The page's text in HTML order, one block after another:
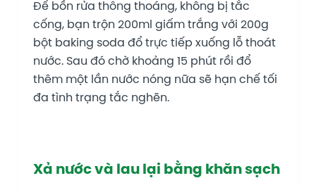
Để bồn rửa thông thoáng, không bị tắc
cống, bạn trộn 200ml giấm trắng với 200g
bột baking soda đổ trực tiếp xuống lỗ thoát
nước. Sau đó chờ khoảng 15 phút rồi đổ
thêm một lần nước nóng nữa sẽ hạn chế tối
đa tình trạng tắc nghẽn.
Xả nước và lau lại bằng khăn sạch